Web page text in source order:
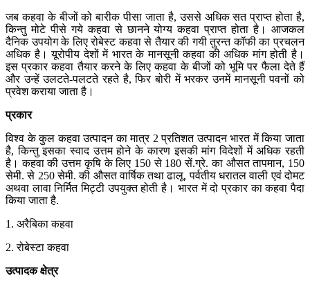
जब कहवा के बीजों को बारीक पीसा जाता है, उससे अधिक सत प्राप्त होता है,
किन्तु मोटे पीसे गये कहवा से छानने योग्य कहवा प्राप्त होता है। आजकल
दैनिक उपयोग के लिए रोबेस्ट कहवा से तैयार की गयी तुरन्त कॉफी का प्रचलन
अधिक है। यूरोपीय देशों में भारत के मानसूनी कहवा की अधिक मांग होती है।
इस प्रकार कहवा तैयार करने के लिए कहवा के बीजों को भूमि पर फैला देते हैं
और उन्हें उलटते-पलटते रहते है, फिर बोरी में भरकर उनमें मानसूनी पवनों को
प्रवेश कराया जाता है।
प्रकार
विश्व के कुल कहवा उत्पादन का मात्र 2 प्रतिशत उत्पादन भारत में किया जाता
है, किन्तु इसका स्वाद उत्तम होने के कारण इसकी मांग विदेशों में अधिक रहती
है। कहवा की उत्तम कृषि के लिए 150 से 180 सें.ग्रे. का औसत तापमान, 150
सेमी. से 250 सेमी. की औसत वार्षिक तथा ढालू, पर्वतीय धरातल वाली एवं दोमट
अथवा लावा निर्मित मिट्टी उपयुक्त होती है। भारत में दो प्रकार का कहवा पैदा
किया जाता है.
1. अरैबिका कहवा
2. रोबेस्टा कहवा
उत्पादक क्षेत्र